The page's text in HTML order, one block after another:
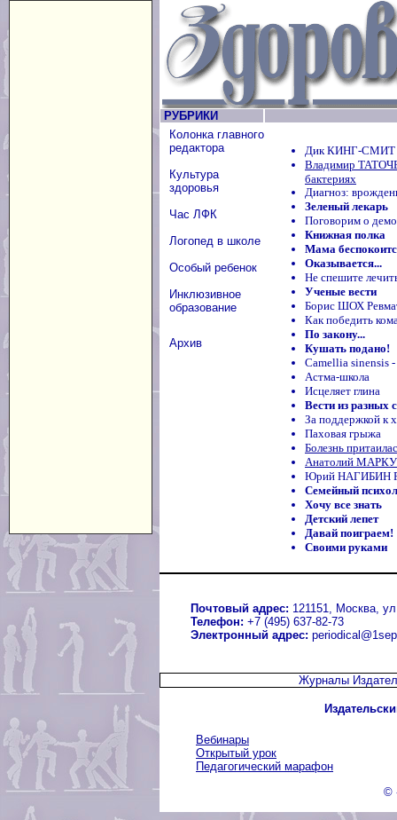
РУБРИКИ
Колонка главного
редактора
Культура
здоровья
Час ЛФК
Логопед в школе
Особый ребенок
Инклюзивное
образование
Архив
Дик КИНГ-СМИТ
Владимир
бактериях
Диагноз:
Зеленый лекарь
Поговорим о
Книжная полка
Мама
Оказывается...
Не спешите
Ученые вести
Борис ШОХ
Как победить
По закону...
Кушать подано!
Camellia sinensis -
Астма-школа
Исцеляет глина
Вести из разных
За поддержкой к
Паховая грыжа
Болезнь
Анатолий
Юрий НАГИБИН
Семейный
Хочу все знать
Детский лепет
Давай поиграем!
Своими руками
Почтовый адрес: 121151, Москва,
Телефон: +7 (495) 637-82-73
Электронный адрес:
Журналы
Вебинары
Открытый урок
Педагогический марафон
©